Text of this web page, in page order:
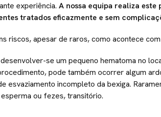
experiência.A nossa equipa realiza este
tratados eficazmente e sem
riscos, apesar de raros, como acontece
se um pequeno hematoma no
pode também ocorrer algum
esvaziamento incompleto da bexiga.
ou fezes, transitório.